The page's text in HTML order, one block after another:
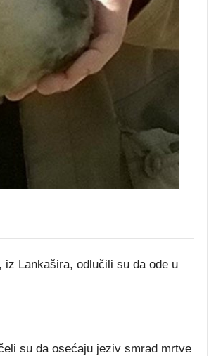
Lankašira, odlučili su da ode u
su da osećaju jeziv smrad mrtve